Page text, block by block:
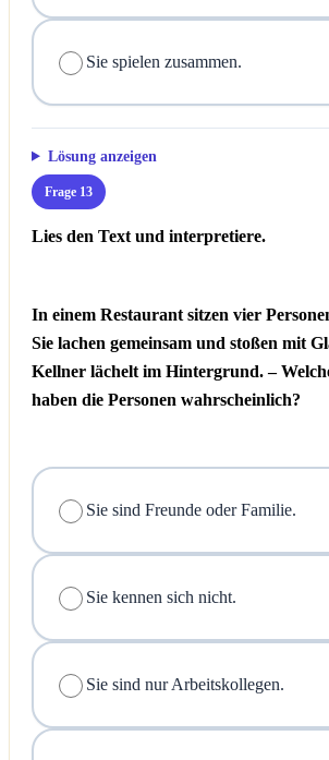
Sie spielen zusammen.
Lösung anzeigen
Frage 13
Lies den Text und interpretiere.
In einem Restaurant sitzen vier
Sie lachen gemeinsam und stoßen mit
Kellner lächelt im Hintergrund. –
haben die Personen wahrscheinlich?
Sie sind Freunde oder Familie.
Sie kennen sich nicht.
Sie sind nur Arbeitskollegen.